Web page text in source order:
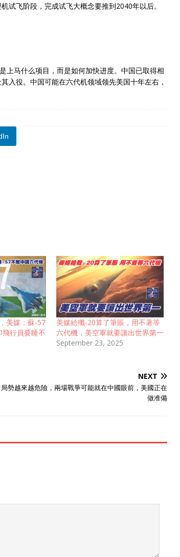
试飞阶段，完成试飞大概念要推到2040年以后。
上马什么项目，而是如何加快进度。中国已取得相
入役。中国可能在六代机领域领先美国十年左右，
美媒：蘇-57
行員要睡不
美媒給殲-20算了筆賬，用不著等
六代機，美空軍就要讓出世界第一
September 23, 2025
NEXT
局勢越來越危險，兩場戰爭可能就在中國眼前，美國正在
做准備